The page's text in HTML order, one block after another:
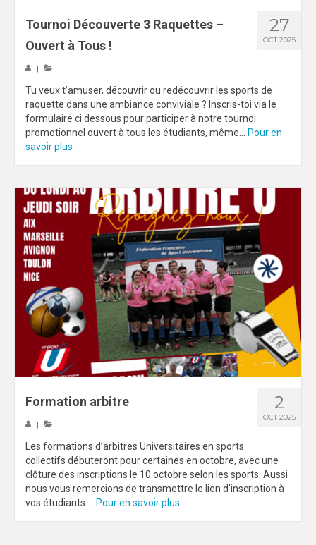
27
OCT 2025
Tournoi Découverte 3 Raquettes –
Ouvert à Tous !
|
Tu veux t’amuser, découvrir ou redécouvrir les sports de
raquette dans une ambiance conviviale ? Inscris-toi via le
formulaire ci dessous pour participer à notre tournoi
promotionnel ouvert à tous les étudiants, même...
Pour en
savoir plus
2
OCT 2025
Formation arbitre
|
Les formations d’arbitres Universitaires en sports
collectifs débuteront pour certaines en octobre, avec une
clôture des inscriptions le 10 octobre selon les sports. Aussi
nous vous remercions de transmettre le lien d’inscription à
vos étudiants....
Pour en savoir plus